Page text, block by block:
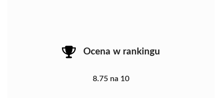
Ocena w rankingu
8.75 na 10